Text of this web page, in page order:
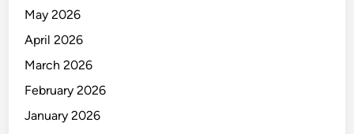
May 2026
April 2026
March 2026
February 2026
January 2026